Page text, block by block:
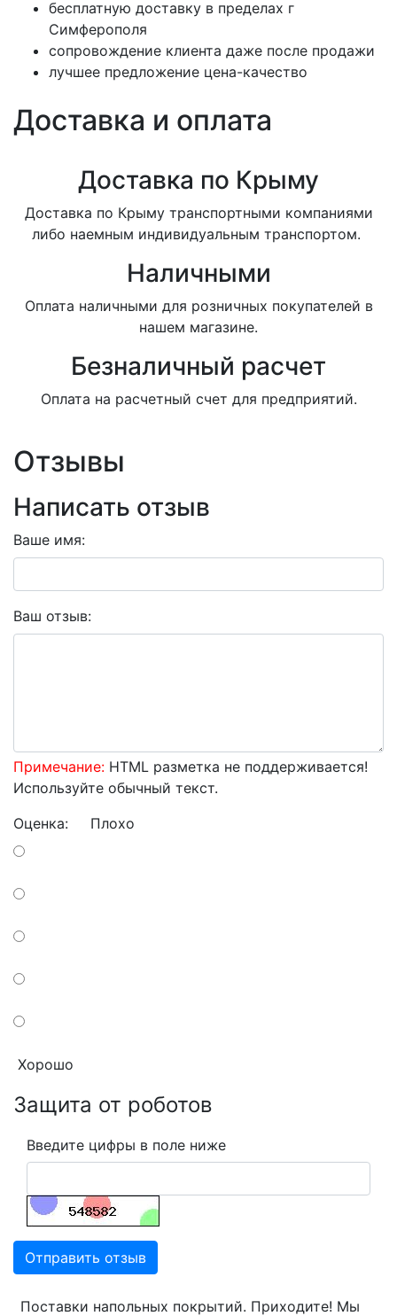
бесплатную доставку в пределах г
Симферополя
сопровождение клиента даже после продажи
лучшее предложение цена-качество
Доставка и оплата
Доставка по Крыму
Доставка по Крыму транспортными компаниями
либо наемным индивидуальным транспортом.
Наличными
Оплата наличными для розничных покупателей в
нашем магазине.
Безналичный расчет
Оплата на расчетный счет для предприятий.
Отзывы
Написать отзыв
Ваше имя:
Ваш отзыв:
Примечание: HTML разметка не поддерживается!
Используйте обычный текст.
Оценка: Плохо
Хорошо
Защита от роботов
Введите цифры в поле ниже
Отправить отзыв
Поставки напольных покрытий. Приходите! Мы